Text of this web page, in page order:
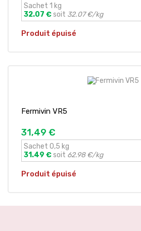
Sachet 1 kg
32.07 €soit 32.07 €/kg
Produit épuisé
Fermivin VR5
31,49 €
Sachet 0,5 kg
31.49 €soit 62.98 €/kg
Produit épuisé